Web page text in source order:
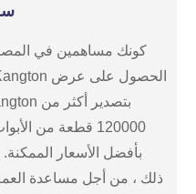
كونك مساهمين في
120000 قطعة من
ذلك ، من أجل مساعدة